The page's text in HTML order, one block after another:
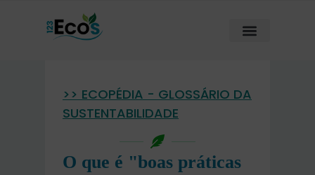
>> ECOPÉDIA - GLOSSÁRIO DA
SUSTENTABILIDADE
O que é "boas práticas